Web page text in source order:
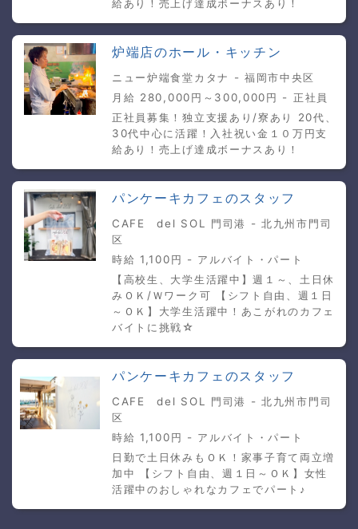
給あり！売上げ達成ボーナスあり！
炉端店のホール・キッチン
ニュー炉端食堂カタナ - 福岡市中央区
月給 280,000円～300,000円 - 正社員
正社員募集！独立支援あり/寮あり 20代、
30代中心に活躍！入社祝い金１０万円支
給あり！売上げ達成ボーナスあり！
パンケーキカフェのスタッフ
CAFE del SOL 門司港 - 北九州市門司
区
時給 1,100円 - アルバイト・パート
【高校生、大学生活躍中】週１～、土日休
みＯＫ/Ｗワーク可 【シフト自由、週１日
～ＯＫ】大学生活躍中！あこがれのカフェ
バイトに挑戦☆
パンケーキカフェのスタッフ
CAFE del SOL 門司港 - 北九州市門司
区
時給 1,100円 - アルバイト・パート
日勤で土日休みもＯＫ！家事子育て両立増
加中 【シフト自由、週１日～ＯＫ】女性
活躍中のおしゃれなカフェでパート♪